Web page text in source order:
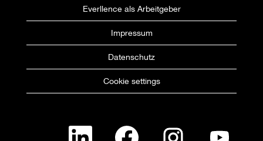
Everllence als Arbeitgeber
Impressum
Datenschutz
Cookie settings
W
W
W